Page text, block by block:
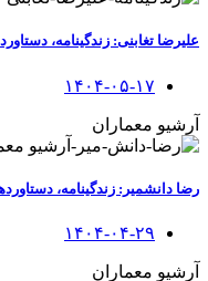
علیرضا تغابنی: زندگینامه،
۱۴۰۴-۰۵-۱۷
آرشیو معماران
رضا دانشمیر: زندگینامه،
۱۴۰۴-۰۴-۲۹
آرشیو معماران